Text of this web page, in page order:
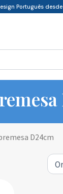
Português
D24cm